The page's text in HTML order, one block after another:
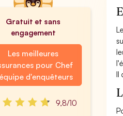
Gratuit et sans
engagement
Les meilleures
pour Chef
d'enquêteurs
9,8/10
Il